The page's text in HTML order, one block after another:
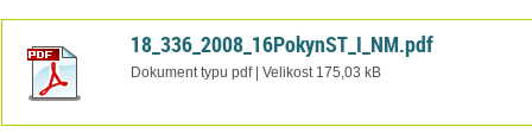
18_336_2008_16PokynST_I_NM.pdf
Dokument typu pdf | Velikost 175,03 kB